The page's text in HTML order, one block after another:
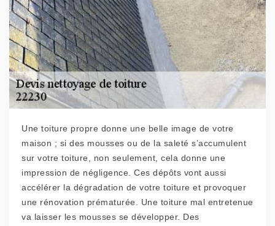
Une toiture propre donne une belle image de votre
maison ; si des mousses ou de la saleté s’accumulent
sur votre toiture, non seulement, cela donne une
impression de négligence. Ces dépôts vont aussi
accélérer la dégradation de votre toiture et provoquer
une rénovation prématurée. Une toiture mal entretenue
va laisser les mousses se développer. Des